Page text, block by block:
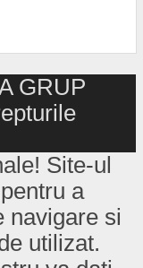
GRUP
Site-ul
a
navigare si
utilizat.